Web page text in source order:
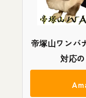
帝塚山ワンバ
対応